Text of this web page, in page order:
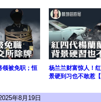
领被免职；恒
杨兰兰财富惊人！
景硬到习也不敢惹
年8月19日